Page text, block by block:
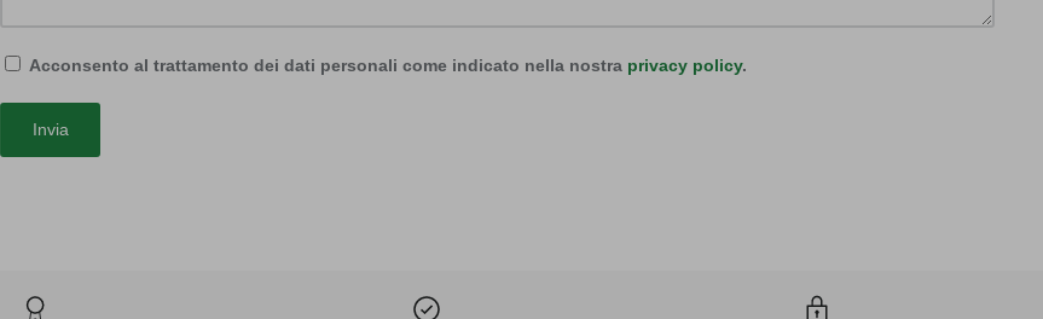
Acconsento al trattamento dei dati personali come indicato nella nostra privacy policy.
Invia